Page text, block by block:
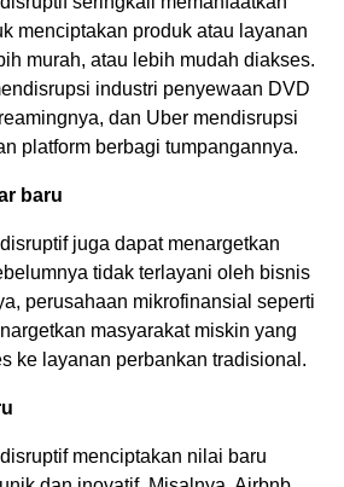
menciptakan produk atau layanan
murah, atau lebih mudah diakses.
industri penyewaan DVD
dan Uber mendisrupsi
platform berbagi tumpangannya.
baru
juga dapat menargetkan
tidak terlayani oleh bisnis
perusahaan mikrofinansial seperti
masyarakat miskin yang
ke layanan perbankan tradisional.
menciptakan nilai baru